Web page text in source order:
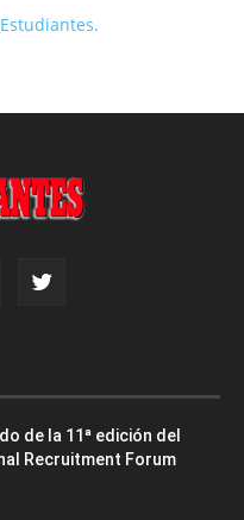
de la 11ª edición del
Recruitment Forum